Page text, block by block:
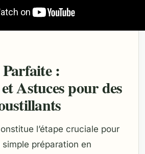
:
Astuces pour des
l’étape cruciale pour
préparation en